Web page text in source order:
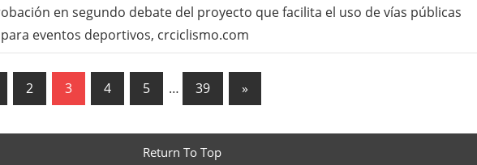
en segundo debate del proyecto que facilita el uso de vías públicas
eventos deportivos, crciclismo.com
2 3 4 5 … 39
Next
Posts
»
Return To Top